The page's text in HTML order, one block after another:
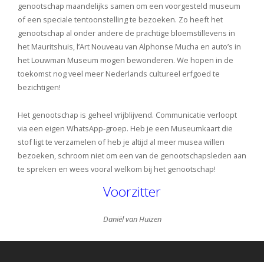
genootschap maandelijks samen om een voorgesteld museum
of een speciale tentoonstelling te bezoeken. Zo heeft het
genootschap al onder andere de prachtige bloemstillevens in
het Mauritshuis, l’Art Nouveau van Alphonse Mucha en auto’s in
het Louwman Museum mogen bewonderen. We hopen in de
toekomst nog veel meer Nederlands cultureel erfgoed te
bezichtigen!
Het genootschap is geheel vrijblijvend. Communicatie verloopt
via een eigen WhatsApp-groep. Heb je een Museumkaart die
stof ligt te verzamelen of heb je altijd al meer musea willen
bezoeken, schroom niet om een van de genootschapsleden aan
te spreken en wees vooral welkom bij het genootschap!
Voorzitter
Daniël van Huizen